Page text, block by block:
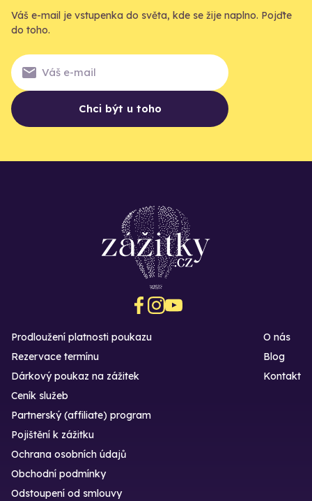
Váš e-mail je vstupenka do světa, kde se žije naplno. Pojďte
do toho.
Chci být u toho
Prodloužení platnosti poukazu
Rezervace termínu
Dárkový poukaz na zážitek
O nás
Blog
Kontakt
Ceník služeb
Partnerský (affiliate) program
Pojištění k zážitku
Ochrana osobních údajů
Obchodní podmínky
Odstoupení od smlouvy